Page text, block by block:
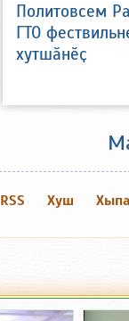
Политовсем
ГТО
хутшӑнӗҫ
Хуш
RSS